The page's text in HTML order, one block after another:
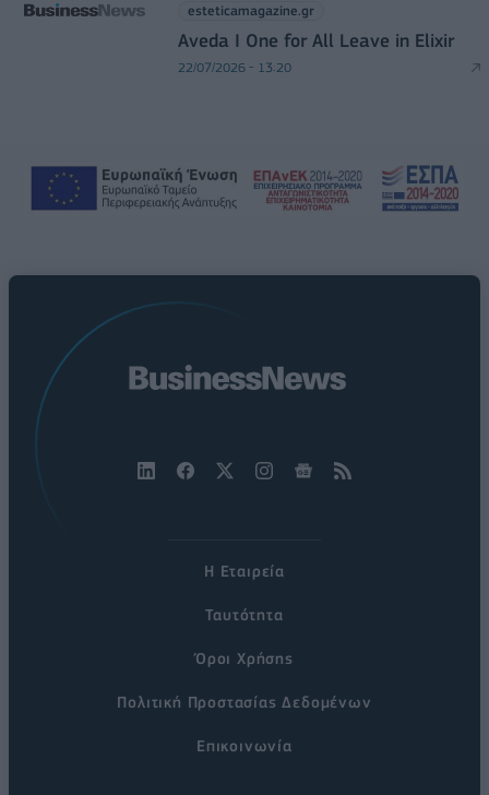
esteticamagazine.gr
Aveda I One for All Leave in Elixir
22/07/2026 - 13:20
Η Εταιρεία
Ταυτότητα
Όροι Χρήσης
Πολιτική Προστασίας Δεδομένων
Επικοινωνία